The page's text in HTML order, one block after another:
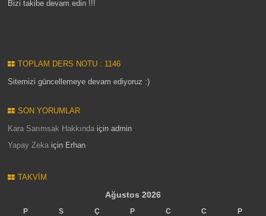
Bizi takibe devam edin !!!
TOPLAM DERS NOTU : 1146
Sitemizi güncellemeye devam ediyoruz :)
SON YORUMLAR
Kara Sarımsak Hakkında içinadmin
Yapay Zeka için Erhan
TAKVIM
Ağustos 2026
P S Ç P C C P